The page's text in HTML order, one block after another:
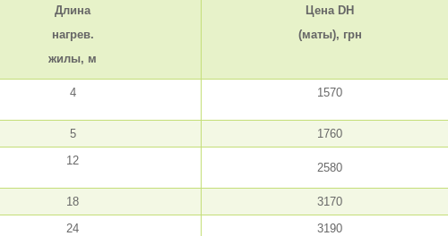
Длина
нагрев.
жилы, м
Цена DH
(маты), грн
4 1570
5 1760
12
2580
18 3170
24 3190